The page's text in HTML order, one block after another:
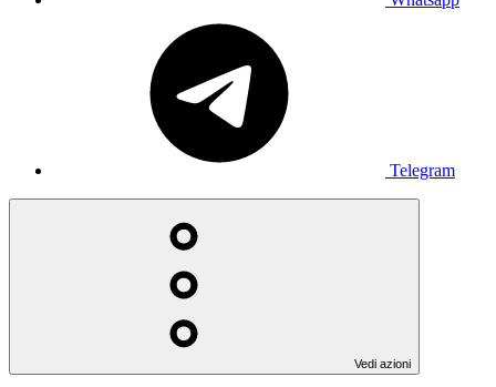
Telegram
Vedi azioni